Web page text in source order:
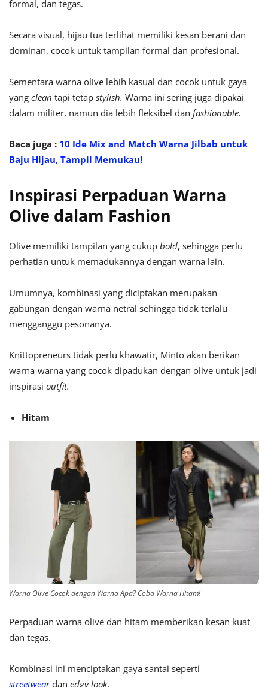
formal, dan tegas.
Secara visual, hijau tua terlihat memiliki kesan berani dan
dominan, cocok untuk tampilan formal dan profesional.
Sementara warna olive lebih kasual dan cocok untuk gaya
yang clean tapi tetap stylish. Warna ini sering juga dipakai
dalam militer, namun dia lebih fleksibel dan fashionable.
Baca juga : 10 Ide Mix and Match Warna Jilbab untuk
Baju Hijau, Tampil Memukau!
Inspirasi Perpaduan Warna
Olive dalam Fashion
Olive memiliki tampilan yang cukup bold, sehingga perlu
perhatian untuk memadukannya dengan warna lain.
Umumnya, kombinasi yang diciptakan merupakan
gabungan dengan warna netral sehingga tidak terlalu
mengganggu pesonanya.
Knittopreneurs tidak perlu khawatir, Minto akan berikan
warna-warna yang cocok dipadukan dengan olive untuk jadi
inspirasi outfit.
Hitam
Warna Olive Cocok dengan Warna Apa? Coba Warna Hitam!
Perpaduan warna olive dan hitam memberikan kesan kuat
dan tegas.
Kombinasi ini menciptakan gaya santai seperti
streetwear dan edgy look.